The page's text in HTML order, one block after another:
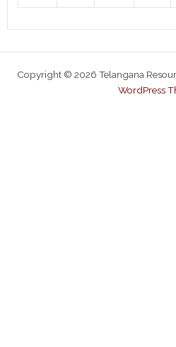
Copyright © 2026 Telangana
WordPress